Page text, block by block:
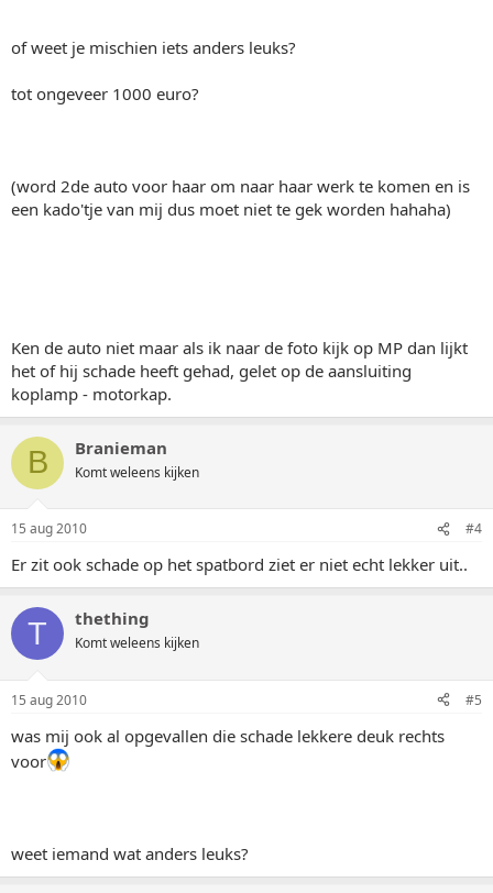
of weet je mischien iets anders leuks?
tot ongeveer 1000 euro?
(word 2de auto voor haar om naar haar werk te komen en is
een kado'tje van mij dus moet niet te gek worden hahaha)
Ken de auto niet maar als ik naar de foto kijk op MP dan lijkt
het of hij schade heeft gehad, gelet op de aansluiting
koplamp - motorkap.
B Branieman
Komt weleens kijken
15 aug 2010 #4
Er zit ook schade op het spatbord ziet er niet echt lekker uit..
T thething
Komt weleens kijken
15 aug 2010 #5
was mij ook al opgevallen die schade lekkere deuk rechts
voor
weet iemand wat anders leuks?